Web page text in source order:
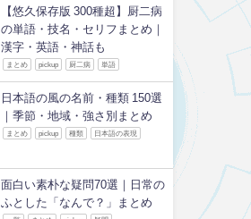
【悠久保存版 300種超】厨二病
の単語・技名・セリフまとめ｜
漢字・英語・神話も
まとめ pickup 厨二病 単語
日本語の風の名前・種類 150選
｜季節・地域・強さ別まとめ
まとめ pickup 種類 日本語の表現
面白い素朴な疑問70選｜日常の
ふとした「なんで？」まとめ